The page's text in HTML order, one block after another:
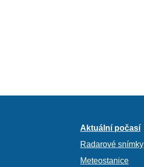
Aktuální počasí
Radarové snímky
Meteostanice